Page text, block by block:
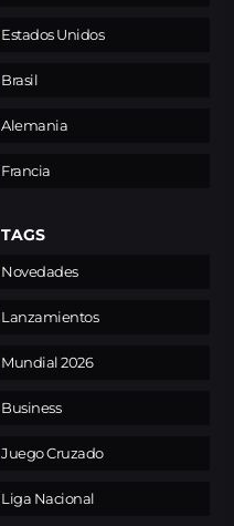
Estados Unidos
Brasil
Alemania
Francia
TAGS
Novedades
Lanzamientos
Mundial 2026
Business
Juego Cruzado
Liga Nacional